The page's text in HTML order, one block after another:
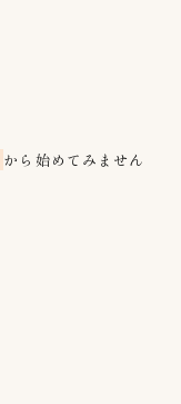
から始めてみません